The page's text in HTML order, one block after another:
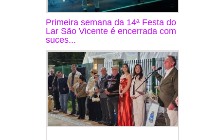
Primeira semana da 14ª Festa do
Lar São Vicente é encerrada com
suces...